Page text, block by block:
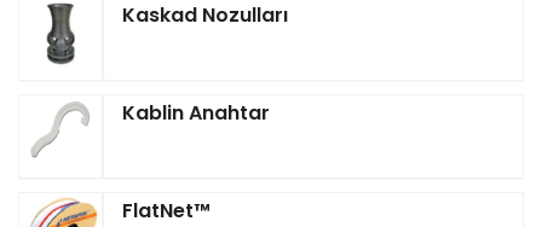
Kaskad Nozulları
Kablin Anahtar
FlatNet™